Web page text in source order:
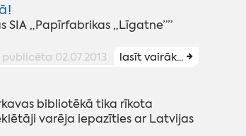
„Papīrfabrikas „Līgatne””
02.07.2013 lasīt vairāk...
bibliotēkā tika rīkota
varēja iepazīties ar Latvijas